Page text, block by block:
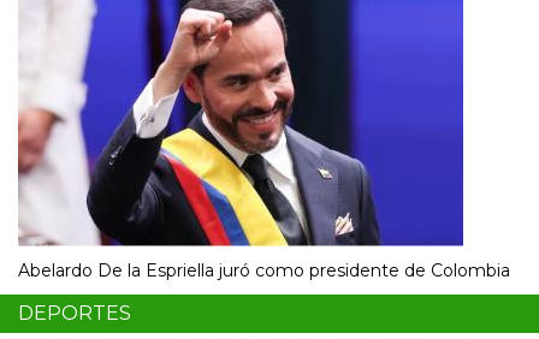
Abelardo De la Espriella juró como presidente de Colombia
DEPORTES